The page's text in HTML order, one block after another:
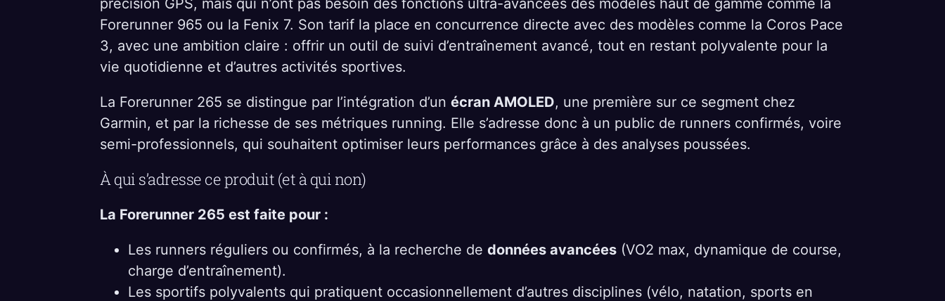
précision GPS, mais qui n’ont pas besoin des fonctions ultra-avancées des modèles haut de gamme comme la
Forerunner 965 ou la Fenix 7. Son tarif la place en concurrence directe avec des modèles comme la Coros Pace
3, avec une ambition claire : offrir un outil de suivi d’entraînement avancé, tout en restant polyvalente pour la
vie quotidienne et d’autres activités sportives.
La Forerunner 265 se distingue par l’intégration d’un écran AMOLED, une première sur ce segment chez
Garmin, et par la richesse de ses métriques running. Elle s’adresse donc à un public de runners confirmés, voire
semi-professionnels, qui souhaitent optimiser leurs performances grâce à des analyses poussées.
À qui s’adresse ce produit (et à qui non)
La Forerunner 265 est faite pour :
Les runners réguliers ou confirmés, à la recherche de données avancées (VO2 max, dynamique de course,
charge d’entraînement).
Les sportifs polyvalents qui pratiquent occasionnellement d’autres disciplines (vélo, natation, sports en